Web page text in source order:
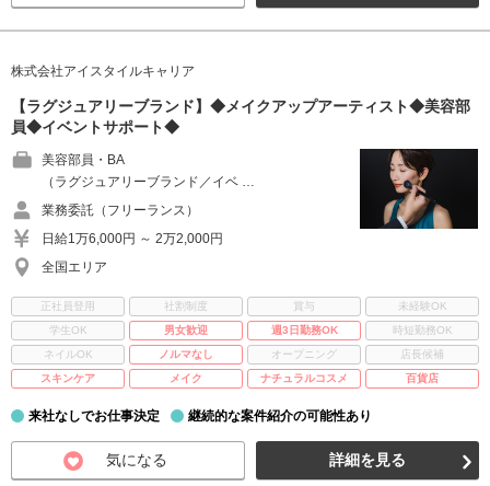
株式会社アイスタイルキャリア
【ラグジュアリーブランド】◆メイクアップアーティスト◆美容部
員◆イベントサポート◆
美容部員・BA
（ラグジュアリーブランド／イベ …
業務委託（フリーランス）
日給1万6,000円 ～ 2万2,000円
全国エリア
正社員登用 社割制度 賞与
未経験OK
学生OK
男女歓迎 週3日勤務OK
時短勤務OK
ネイルOK
ノルマなし オープニング
店長候補
スキンケア
メイク ナチュラルコスメ 百貨店
来社なしでお仕事決定 継続的な案件紹介の可能性あり
気になる 詳細を見る